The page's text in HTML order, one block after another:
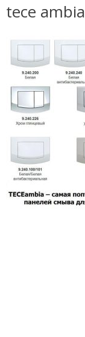
tece ambia